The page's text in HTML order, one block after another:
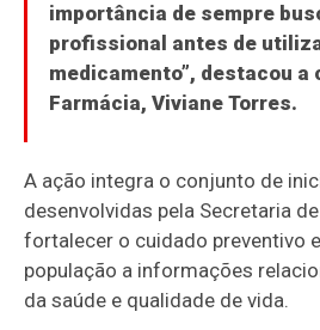
importância de sempre
profissional antes de
medicamento”, destacou a
Farmácia, Viviane Torres.
A ação integra o conjunto de
desenvolvidas pela Secretaria
fortalecer o cuidado preventivo
população a informações
da saúde e qualidade de vida.